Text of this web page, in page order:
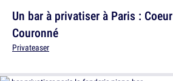
Un bar à privatiser à Paris : Coeur
Couronné
Privateaser